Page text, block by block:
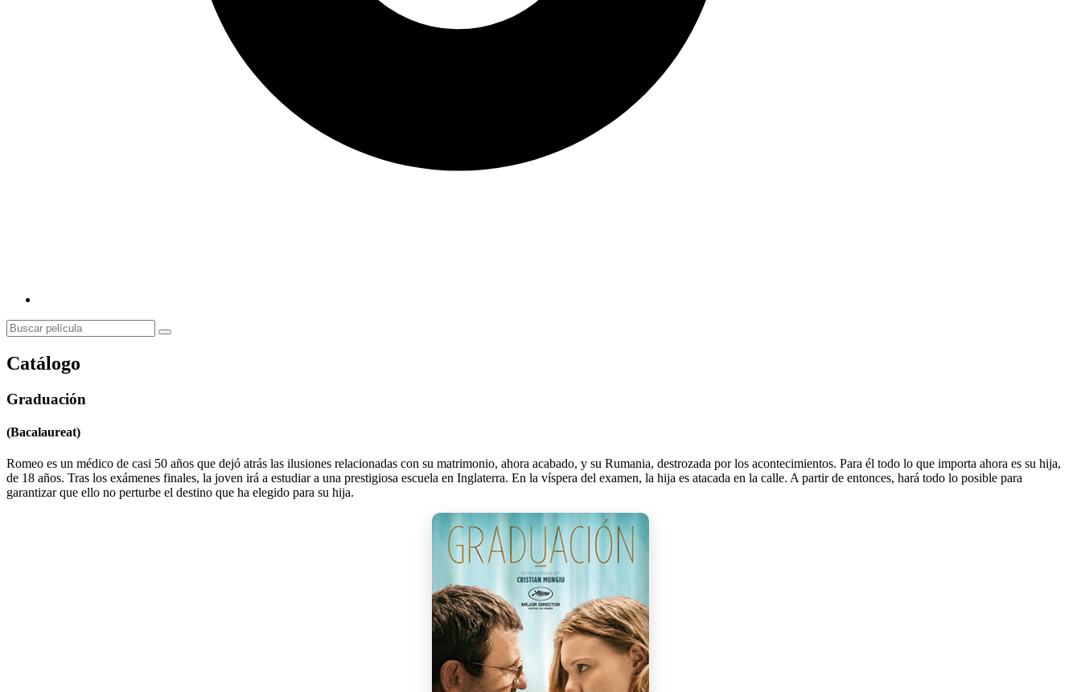
Catálogo
Graduación
(Bacalaureat)
Romeo es un médico de casi 50 años que dejó atrás las ilusiones relacionadas con su matrimonio, ahora acabado, y su Rumania, destrozada por los acontecimientos. Para él todo lo que importa ahora es su hija,
de 18 años. Tras los exámenes finales, la joven irá a estudiar a una prestigiosa escuela en Inglaterra. En la víspera del examen, la hija es atacada en la calle. A partir de entonces, hará todo lo posible para
garantizar que ello no perturbe el destino que ha elegido para su hija.